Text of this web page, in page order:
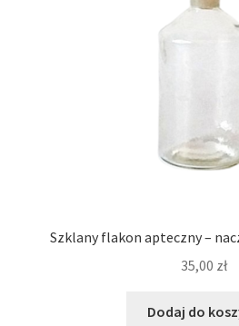
Szklany flakon apteczny –
35,00 zł
Dodaj do